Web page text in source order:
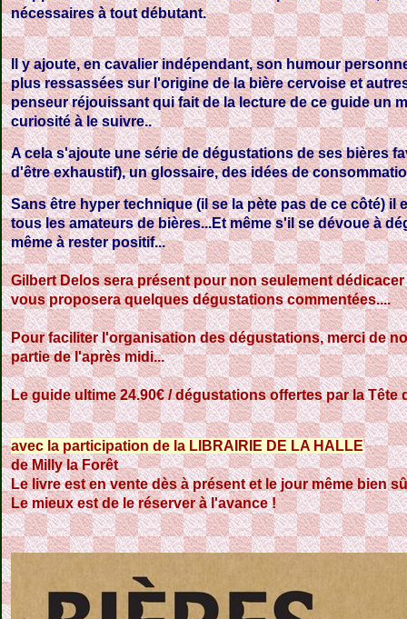
nécessaires à tout débutant.
Il y ajoute, en cavalier indépendant, son humour
plus ressassées sur l'origine de la bière cervoise et
penseur réjouissant qui fait de la lecture de ce guide un
curiosité à le suivre..
A cela s'ajoute une série de dégustations de ses bières
d'être exhaustif), un glossaire, des idées de
Sans être hyper technique (il se la pète pas de ce côté)
tous les amateurs de bières...Et même s'il se dévoue à
même à rester positif...
Gilbert Delos sera présent pour non seulement
vous proposera quelques dégustations commentées....
Pour faciliter l'organisation des dégustations, merci de
partie de l'après midi...
Le guide ultime 24.90€ / dégustations offertes par la Tête
avec la participation de la LIBRAIRIE DE LA HALLE
de Milly la Forêt
Le livre est en vente dès à présent et le jour même bien
Le mieux est de le réserver à l'avance !